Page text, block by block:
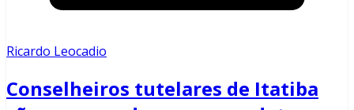
Ricardo Leocadio
Conselheiros tutelares de Itatiba